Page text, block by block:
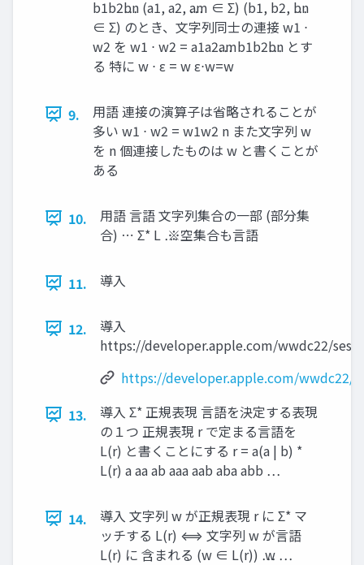
b1b2⋯bn (a1, a2, ⋯am ∈ Σ) (b1, b2, ⋯bn
∈ Σ) のとき、文字列同士の連接 w1 ⋅
w2 を w1 ⋅ w2 = a1a2⋯amb1b2⋯bn とす
る 特に w ⋅ ε = w ε⋅w=w
9.
用語 連接の演算子は省略されることが
多い w1 ⋅ w2 = w1w2 n また文字列 w
を n 個連接したものは w と書くことが
ある
10.
用語 言語 文字列集合の一部 (部分集
合) ⋯ Σ* L ⋯ ※空集合も言語
11. 導入
12.
導入
https://developer.apple.com/wwdc22/
https://developer.apple.com/wwdc22/
13.
導入 Σ* 正規表現 言語を決定する表現
の１つ 正規表現 r で定まる言語を
L(r) と書くことにする r = a(a | b) *
L(r) a aa ab aaa aab aba abb ⋯
14.
導入 文字列 w が正規表現 r に Σ* マ
ッチする L(r) ⟺ 文字列 w が言語
L(r) に 含まれる (w ∈ L(r)) ⋯ w ⋯